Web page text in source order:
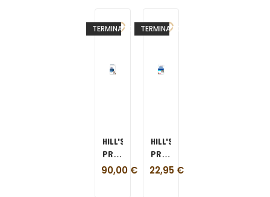
KG RISO
1,5
TERMINATO
HILL'S
PRESCRIPTION
DIET
D/D
90,00 €
TERMINATO
HILL'S
PRESCRIPTION
DIET
D/D
22,95 €